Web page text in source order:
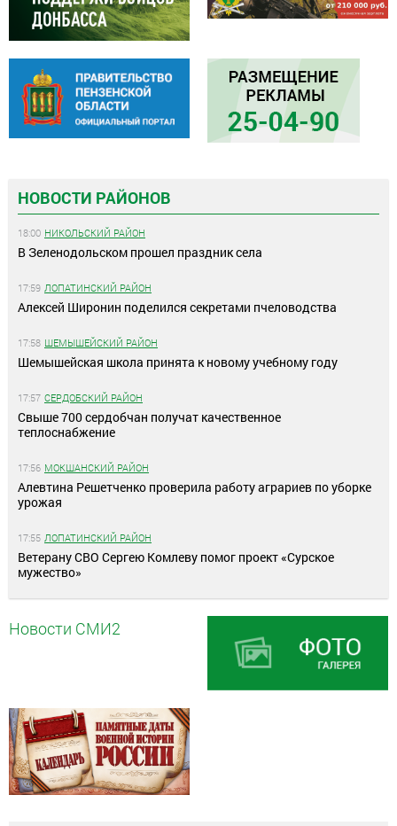
НОВОСТИ РАЙОНОВ
18:00 НИКОЛЬСКИЙ РАЙОН
В Зеленодольском прошел праздник села
17:59 ЛОПАТИНСКИЙ РАЙОН
Алексей Широнин поделился секретами пчеловодства
17:58 ШЕМЫШЕЙСКИЙ РАЙОН
Шемышейская школа принята к новому учебному году
17:57 СЕРДОБСКИЙ РАЙОН
Свыше 700 сердобчан получат качественное
теплоснабжение
17:56 МОКШАНСКИЙ РАЙОН
Алевтина Решетченко проверила работу аграриев по уборке
урожая
17:55 ЛОПАТИНСКИЙ РАЙОН
Ветерану СВО Сергею Комлеву помог проект «Сурское
мужество»
Новости СМИ2